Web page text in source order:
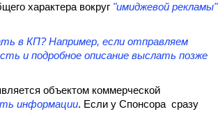
характера вокруг "имиджевой рекламы"
в КП? Например, если отправляем
и подробное описание выслать позже
объектом коммерческой
информации. Если у Спонсора сразу